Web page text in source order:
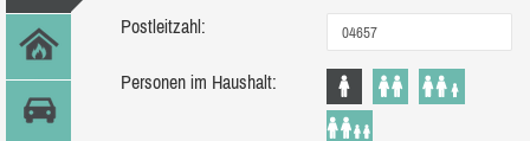
Postleitzahl:
Personen im Haushalt: